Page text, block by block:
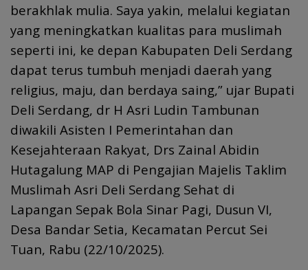
berakhlak mulia. Saya yakin, melalui kegiatan
yang meningkatkan kualitas para muslimah
seperti ini, ke depan Kabupaten Deli Serdang
dapat terus tumbuh menjadi daerah yang
religius, maju, dan berdaya saing,” ujar Bupati
Deli Serdang, dr H Asri Ludin Tambunan
diwakili Asisten I Pemerintahan dan
Kesejahteraan Rakyat, Drs Zainal Abidin
Hutagalung MAP di Pengajian Majelis Taklim
Muslimah Asri Deli Serdang Sehat di
Lapangan Sepak Bola Sinar Pagi, Dusun VI,
Desa Bandar Setia, Kecamatan Percut Sei
Tuan, Rabu (22/10/2025).